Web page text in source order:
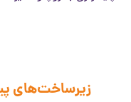
زیرساخت‌های